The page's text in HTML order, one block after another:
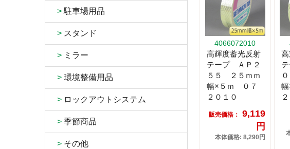
> 駐車場用品
> スタンド
> ミラー
> 環境整備用品
> ロックアウトシステム
> 季節商品
> その他
4066072010
高輝度蓄光反射
テープ ＡＰ２
５５ ２５ｍｍ
幅×５ｍ ０７
２０１０
販売価格：
9,119
円
本体価格: 8,290円